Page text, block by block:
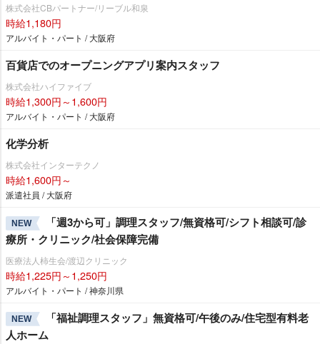
株式会社CBパートナー/リーブル和泉
時給1,180円
アルバイト・パート / 大阪府
百貨店でのオープニングアプリ案内スタッフ
株式会社ハイファイブ
時給1,300円～1,600円
アルバイト・パート / 大阪府
化学分析
株式会社インターテクノ
時給1,600円～
派遣社員 / 大阪府
NEW
「週3から可」調理スタッフ/無資格可/シフト相談可/診
療所・クリニック/社会保障完備
医療法人柿生会/渡辺クリニック
時給1,225円～1,250円
アルバイト・パート / 神奈川県
NEW
「福祉調理スタッフ」無資格可/午後のみ/住宅型有料老
人ホーム